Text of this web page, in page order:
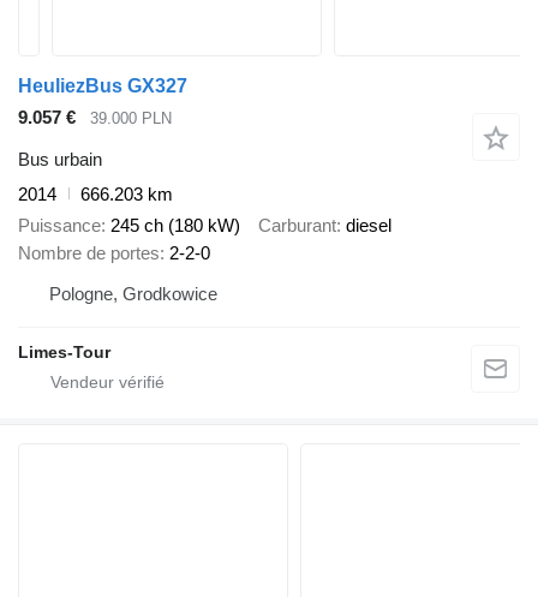
HeuliezBus GX327
9.057 €
39.000 PLN
Bus urbain
2014
666.203 km
Puissance 245 ch (180 kW) Carburant diesel
Nombre de portes 2-2-0
Pologne, Grodkowice
Limes-Tour